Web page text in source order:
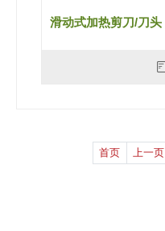
滑动式加热剪刀/刀头
首页 上一页